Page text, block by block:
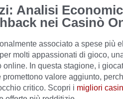
Analisi
nei Casinò
associato a spese più
molti appassionati di gioco,
In questa stagione, i
valore aggiunto,
critico. Scopri i migliori